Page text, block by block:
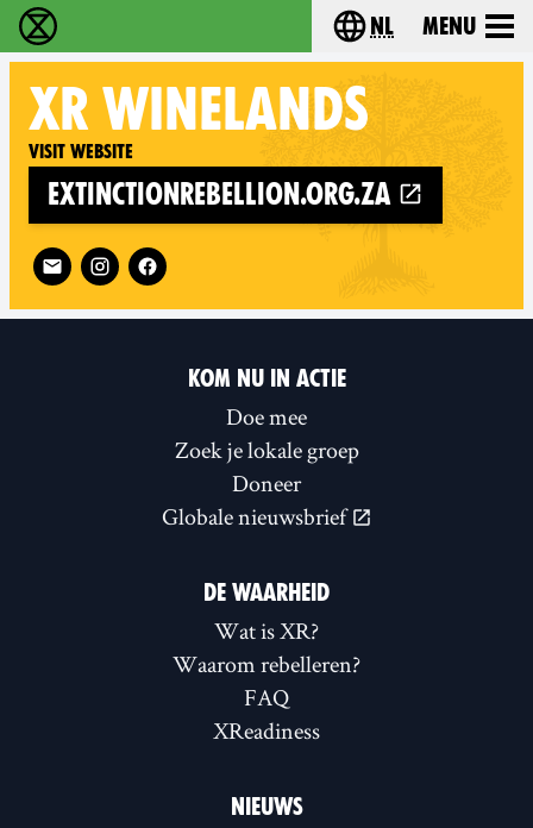
Extinction Rebellion - Home Choose your
nl Menu
XR WINELANDS
Visit website
extinctionrebellion.org.za
Follow XR Winelands on
KOM NU IN ACTIE
Doe mee
Zoek je lokale groep
Doneer
Globale nieuwsbrief
DE WAARHEID
Wat is XR?
Waarom rebelleren?
FAQ
XReadiness
NIEUWS